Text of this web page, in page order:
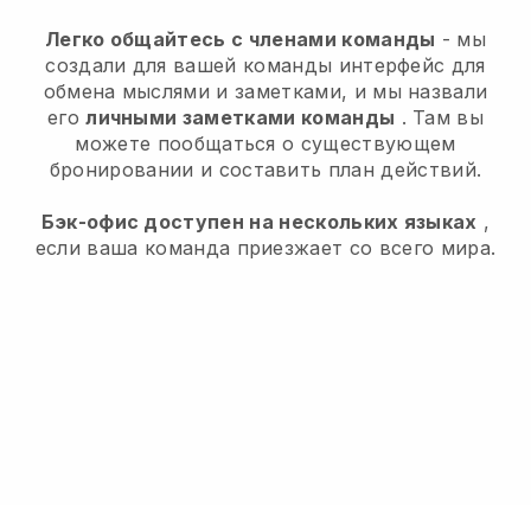
Легко общайтесь с членами команды - мы
создали для вашей команды интерфейс для
обмена мыслями и заметками, и мы назвали
еголичными заметками команды . Там вы
можете пообщаться о существующем
бронировании и составить план действий.
Бэк-офис доступен на нескольких языках ,
если ваша команда приезжает со всего мира.